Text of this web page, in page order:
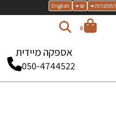
התחברות English ₪
0
אספקה מיידית
050-4744522